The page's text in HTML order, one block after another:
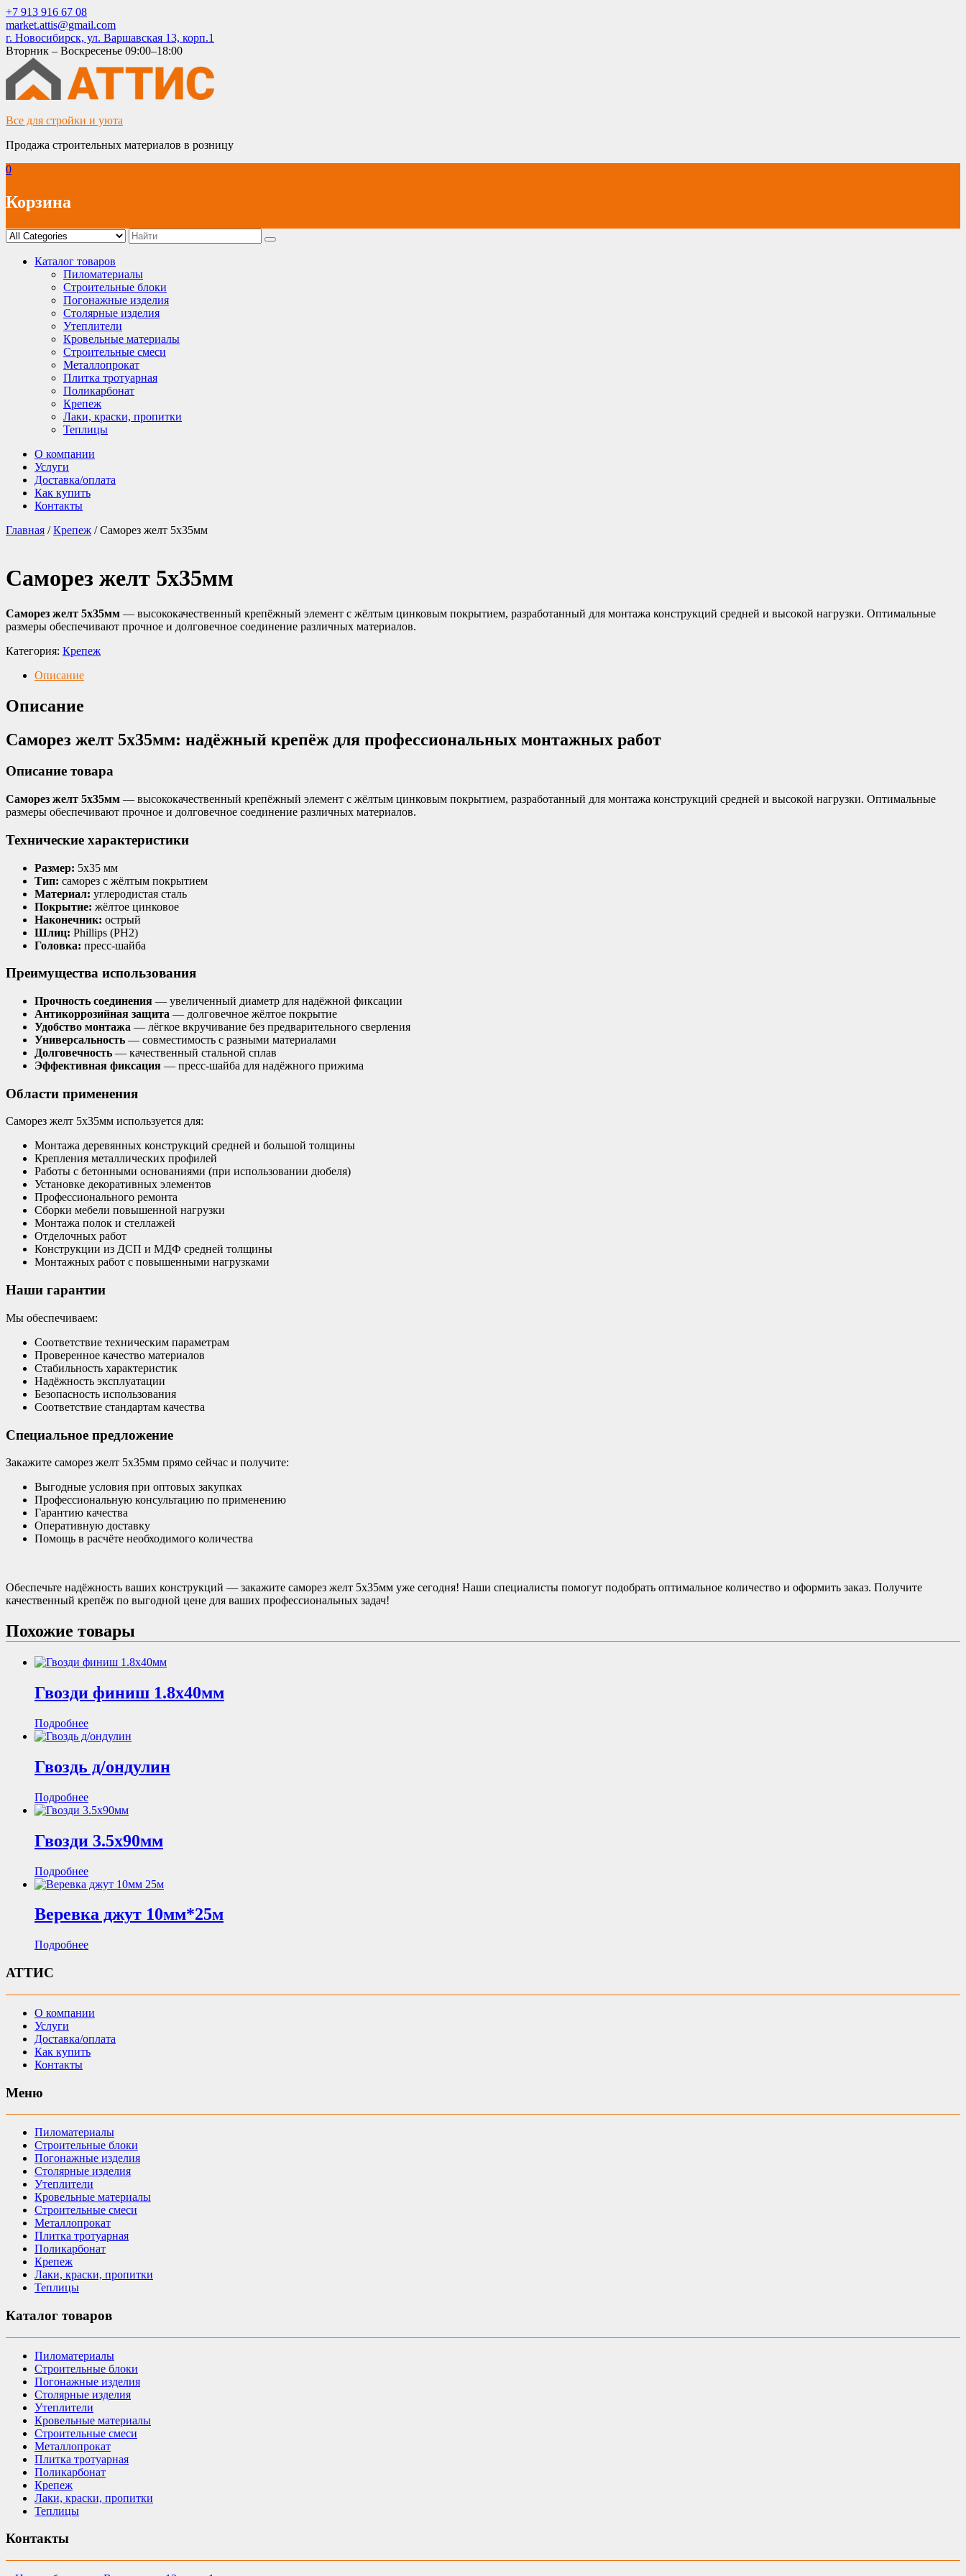
Skip
to
content
+7 913 916 67 08
market.attis@gmail.com
г. Новосибирск, ул. Варшавская 13, корп.1
Вторник – Воскресенье 09:00–18:00
Все для стройки и уюта
Продажа строительных материалов в розницу
0
Корзина
Каталог товаров
Пиломатериалы
Строительные блоки
Погонажные изделия
Столярные изделия
Утеплители
Кровельные материалы
Строительные смеси
Металлопрокат
Плитка тротуарная
Поликарбонат
Крепеж
Лаки, краски, пропитки
Теплицы
О компании
Услуги
Доставка/оплата
Как купить
Контакты
Главная /Крепеж / Саморез желт 5х35мм
Саморез желт 5х35мм
Саморез желт 5х35мм — высококачественный крепёжный элемент с жёлтым цинковым покрытием, разработанный для монтажа конструкций средней и высокой нагрузки. Оптимальные
размеры обеспечивают прочное и долговечное соединение различных материалов.
Категория: Крепеж
Описание
Описание
Саморез желт 5х35мм: надёжный крепёж для профессиональных монтажных работ
Описание товара
Саморез желт 5х35мм — высококачественный крепёжный элемент с жёлтым цинковым покрытием, разработанный для монтажа конструкций средней и высокой нагрузки. Оптимальные
размеры обеспечивают прочное и долговечное соединение различных материалов.
Технические характеристики
Размер: 5х35 мм
Тип: саморез с жёлтым покрытием
Материал: углеродистая сталь
Покрытие: жёлтое цинковое
Наконечник: острый
Шлиц: Phillips (PH2)
Головка: пресс-шайба
Преимущества использования
Прочность соединения — увеличенный диаметр для надёжной фиксации
Антикоррозийная защита — долговечное жёлтое покрытие
Удобство монтажа — лёгкое вкручивание без предварительного сверления
Универсальность — совместимость с разными материалами
Долговечность — качественный стальной сплав
Эффективная фиксация — пресс-шайба для надёжного прижима
Области применения
Саморез желт 5х35мм используется для:
Монтажа деревянных конструкций средней и большой толщины
Крепления металлических профилей
Работы с бетонными основаниями (при использовании дюбеля)
Установке декоративных элементов
Профессионального ремонта
Сборки мебели повышенной нагрузки
Монтажа полок и стеллажей
Отделочных работ
Конструкции из ДСП и МДФ средней толщины
Монтажных работ с повышенными нагрузками
Наши гарантии
Мы обеспечиваем:
Соответствие техническим параметрам
Проверенное качество материалов
Стабильность характеристик
Надёжность эксплуатации
Безопасность использования
Соответствие стандартам качества
Специальное предложение
Закажите саморез желт 5х35мм прямо сейчас и получите:
Выгодные условия при оптовых закупках
Профессиональную консультацию по применению
Гарантию качества
Оперативную доставку
Помощь в расчёте необходимого количества
Обеспечьте надёжность ваших конструкций — закажите саморез желт 5х35мм уже сегодня! Наши специалисты помогут подобрать оптимальное количество и оформить заказ. Получите
качественный крепёж по выгодной цене для ваших профессиональных задач!
Похожие товары
Гвозди финиш 1.8х40мм
Подробнее
Гвоздь д/ондулин
Подробнее
Гвозди 3.5х90мм
Подробнее
Веревка джут 10мм*25м
Подробнее
АТТИС
О компании
Услуги
Доставка/оплата
Как купить
Контакты
Меню
Пиломатериалы
Строительные блоки
Погонажные изделия
Столярные изделия
Утеплители
Кровельные материалы
Строительные смеси
Металлопрокат
Плитка тротуарная
Поликарбонат
Крепеж
Лаки, краски, пропитки
Теплицы
Каталог товаров
Пиломатериалы
Строительные блоки
Погонажные изделия
Столярные изделия
Утеплители
Кровельные материалы
Строительные смеси
Металлопрокат
Плитка тротуарная
Поликарбонат
Крепеж
Лаки, краски, пропитки
Теплицы
Контакты